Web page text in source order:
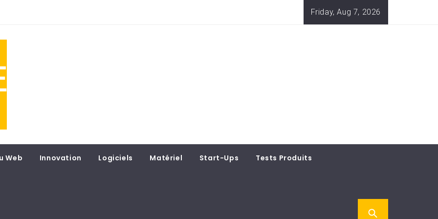
Friday, Aug 7, 2026
Web Innovation Logiciels Matériel Start-Ups Tests Produits